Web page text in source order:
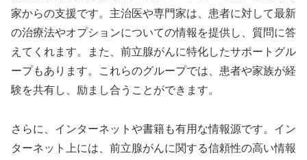
家からの支援です。主治医や専門家は、患者に対して最新
の治療法やオプションについての情報を提供し、質問に答
えてくれます。また、前立腺がんに特化したサポートグル
ープもあります。これらのグループでは、患者や家族が経
験を共有し、励まし合うことができます。
さらに、インターネットや書籍も有用な情報源です。イン
ターネット上には、前立腺がんに関する信頼性の高い情報